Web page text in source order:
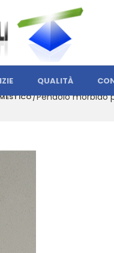
QUALITÀ
Pendolo morbido